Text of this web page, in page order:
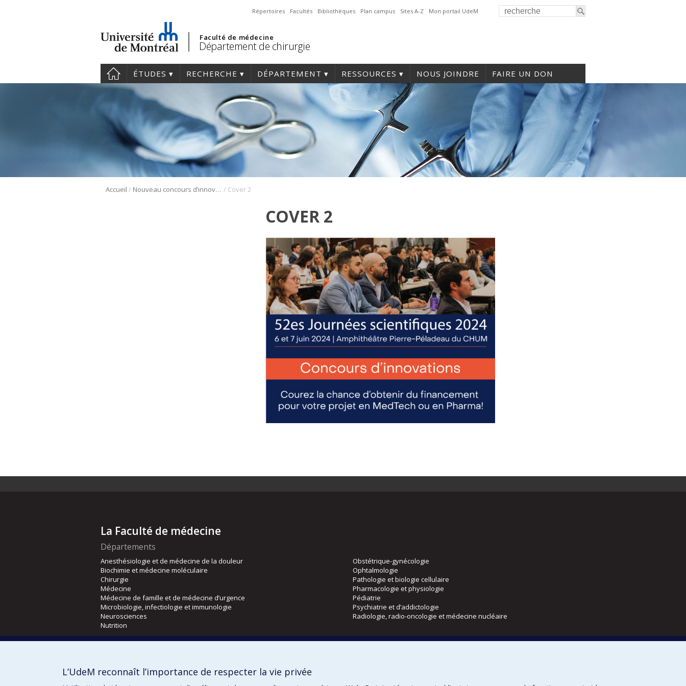
Répertoires Facultés Bibliothèques Plan campus Sites A-Z Mon portail UdeM
Faculté de médecine
Département de chirurgie
ÉTUDES RECHERCHE DÉPARTEMENT RESSOURCES NOUS JOINDRE FAIRE UN DON
Accueil / Nouveau concours d’innovations / Cover 2
COVER 2
La Faculté de médecine
Départements
Anesthésiologie et de médecine de la douleur
Biochimie et médecine moléculaire
Chirurgie
Médecine
Médecine de famille et de médecine d’urgence
Microbiologie, infectiologie et immunologie
Neurosciences
Nutrition
Obstétrique-gynécologie
Ophtalmologie
Pathologie et biologie cellulaire
Pharmacologie et physiologie
Pédiatrie
Psychiatrie et d’addictologie
Radiologie, radio-oncologie et médecine nucléaire
Orthophonie et audiologie
L’UdeM reconnaît l’importance de respecter la vie privée